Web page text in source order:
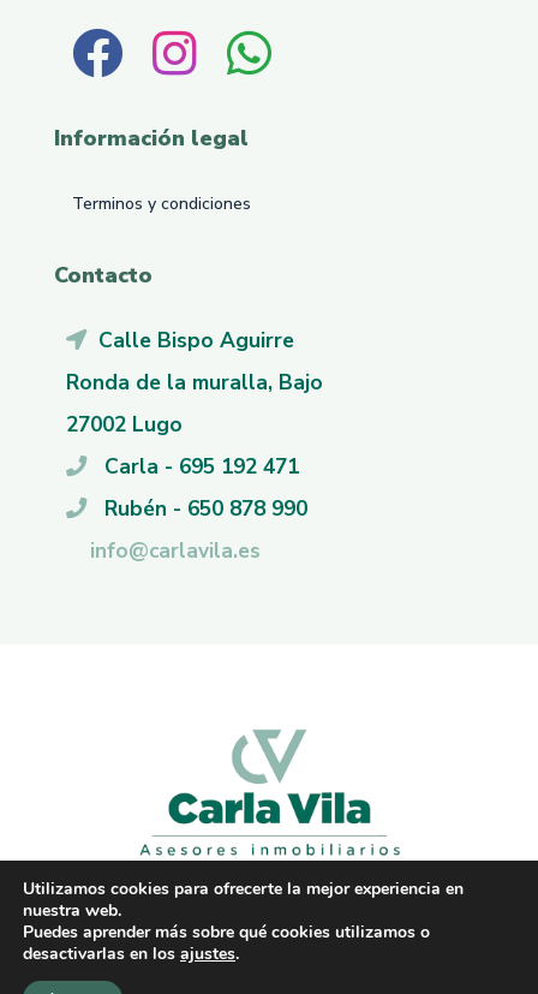
Información legal
Terminos y condiciones
Contacto
Calle Bispo Aguirre
Ronda de la muralla, Bajo
27002 Lugo
Carla - 695 192 471
Rubén - 650 878 990
info@carlavila.es
© Carla Vila - Todos los derechos reservados
Utilizamos cookies para ofrecerte la mejor experiencia en
nuestra web.
Puedes aprender más sobre qué cookies utilizamos o
desactivarlas en los ajustes.